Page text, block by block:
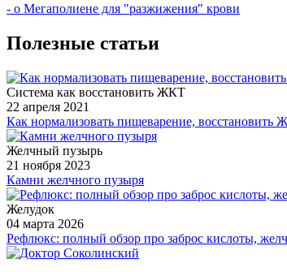
- о Мегаполиене для "разжижения" крови
Полезные статьи
Система как восстановить ЖКТ
22 апреля 2021
Как нормализовать пищеварение, восстановить
Желчный пузырь
21 ноября 2023
Камни желчного пузыря
Желудок
04 марта 2026
Рефлюкс: полный обзор про заброс кислоты,